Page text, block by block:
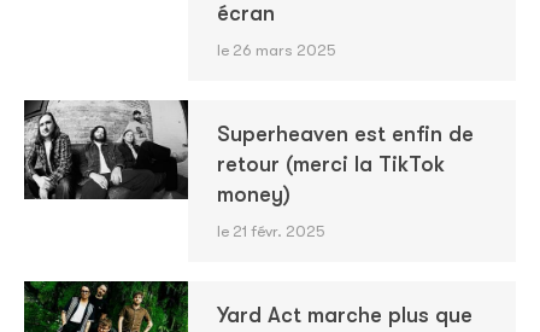
écran
le 26 mars 2025
Superheaven est enfin de
retour (merci la TikTok
money)
le 21 févr. 2025
Yard Act marche plus que